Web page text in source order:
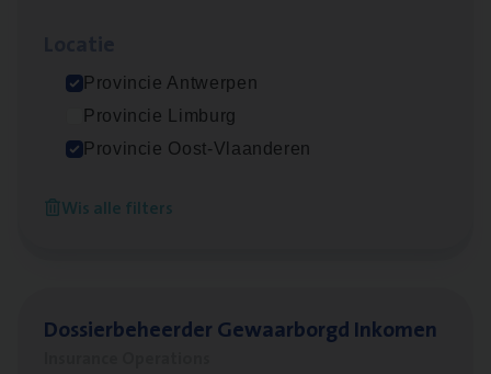
Provincie Antwerpen
Provincie Limburg
Provincie Oost-Vlaanderen
Wis alle filters
(Agi­le)ITPro­ject Manager
Antwerpen
Dos­sier­be­heer­der Gewaar­borgd Inkomen